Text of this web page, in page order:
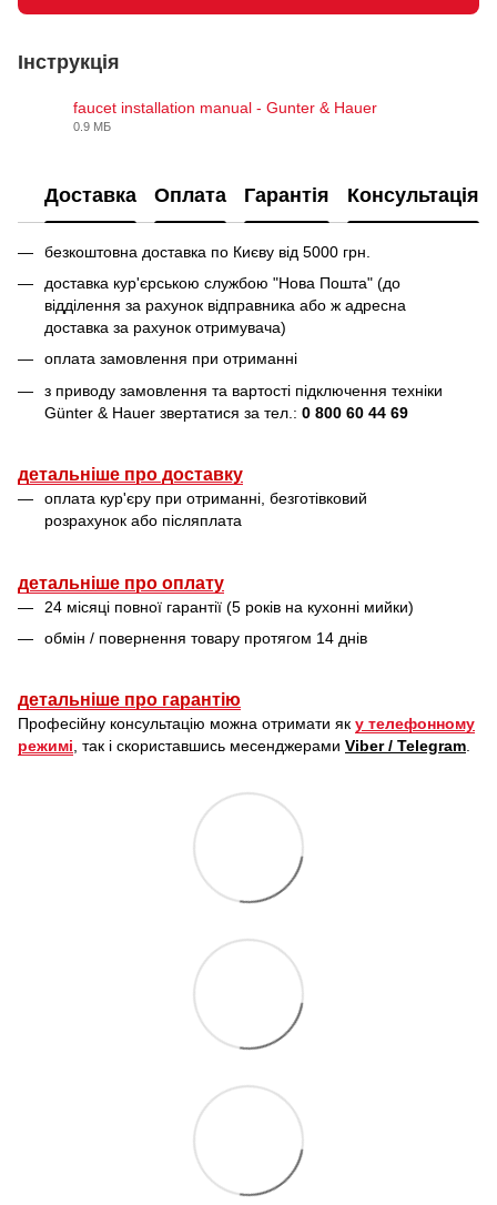
Інструкція
faucet installation manual - Gunter & Hauer
0.9 МБ
Доставка Оплата Гарантія Консультація
безкоштовна доставка по Києву від 5000 грн.
доставка кур'єрською службою "Нова Пошта" (до
відділення за рахунок відправника або ж адресна
доставка за рахунок отримувача)
оплата замовлення при отриманні
з приводу замовлення та вартості підключення техніки
Günter & Hauer звертатися за тел.: 0 800 60 44 69
детальніше про доставку
оплата кур'єру при отриманні, безготівковий
розрахунок або післяплата
детальніше про оплату
24 місяці повної гарантії (5 років на кухонні мийки)
обмін / повернення товару протягом 14 днів
детальніше про гарантію
Професійну консультацію можна отримати як у телефонному
режимі, так і скориставшись месенджерами Viber / Telegram.